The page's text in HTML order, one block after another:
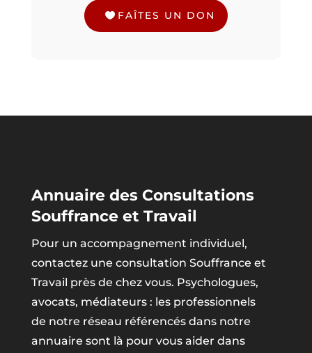
FAÎTES UN DON
Annuaire des Consultations
Souffrance et Travail
Pour un accompagnement individuel,
contactez une consultation Souffrance et
Travail près de chez vous. Psychologues,
avocats, médiateurs : les professionnels
de notre réseau référencés dans notre
annuaire sont là pour vous aider dans